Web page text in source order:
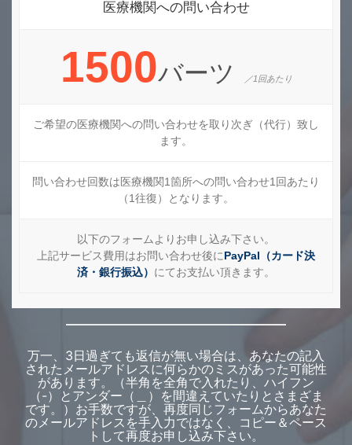
医療機関への問い合わせ
1500バーツ ／1回あたり
ご希望の医療機関への問い合わせを取り次ぎ（代行）致し
ます。
問い合わせ回数は医療機関1箇所への問い合わせ1回あたり
（1往復）となります。
以下のフォームよりお申し込み下さい。
上記サービス費用はお問い合わせ後にPayPal（カード決
済・銀行振込） にてお支払い頂きます。
万一、3日過ぎても返信が無い場合は、あなたの記入
されたメールアドレスに何らかのミスがあった可能性
があります。（半角を全角で入れたり、ハイフン
（-）とアンダー（＿）を間違えていたりとさまざま
です。）お手数ですが、再度同じフォームからあなた
のメールアドレスを手入力ではなく、コピー＆ペース
トして再度お申し込み下さい。